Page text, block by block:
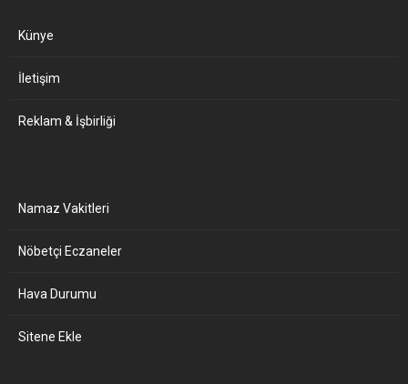
Künye
İletişim
Reklam & İşbirliği
Namaz Vakitleri
Nöbetçi Eczaneler
Hava Durumu
Sitene Ekle